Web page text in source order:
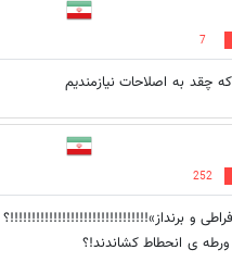
7
چقد به اصلاحات نيازمنديم
252
و
ی انحطاط کشاندند!؟